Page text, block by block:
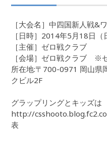
［大会名］中四国新人戦&
［日時］2014年5月18日（
［主催］ゼロ戦クラブ
［会場］ゼロ戦クラブ ※
所在地:〒700-0971 岡山県
クビル2F
グラップリングとキッズは
http://
表